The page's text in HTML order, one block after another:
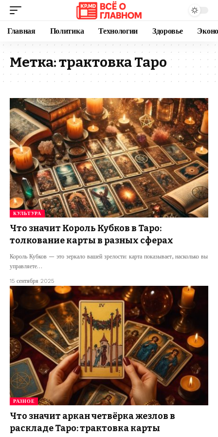
Главная Политика Технологии Здоровье
Метка:трактовка Таро
КУЛЬТУРА
Что значит Король Кубков в Таро:
толкование карты в разных сферах
Король Кубков — это зеркало вашей зрелости: карта показывает, насколько вы
управляете…
15 сентября 2025
РАЗНОЕ
Что значит аркан четвёрка жезлов в
раскладе Таро: трактовка карты